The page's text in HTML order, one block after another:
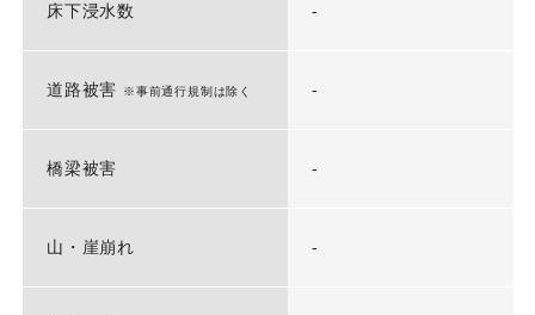
床下浸水数 -
道路被害 ※事前通行規制は除く -
橋梁被害 -
山・崖崩れ -